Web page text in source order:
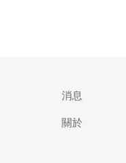
消息
關於